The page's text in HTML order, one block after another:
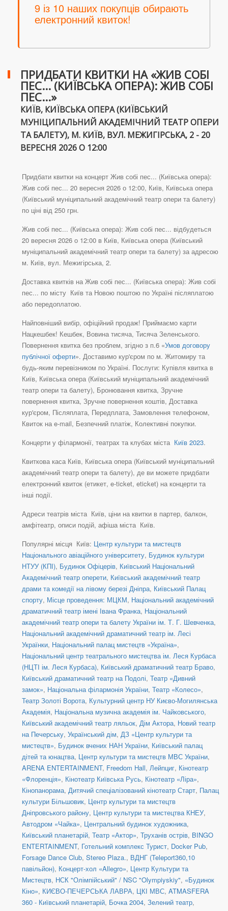
9 із 10 наших покупців обирають
електронний квиток!
ПРИДБАТИ КВИТКИ НА «ЖИВ СОБІ
ПЕС... (КИЇВСЬКА ОПЕРА): ЖИВ СОБІ
ПЕС...»
КИЇВ, КИЇВСЬКА ОПЕРА (КИЇВСЬКИЙ
МУНІЦИПАЛЬНИЙ АКАДЕМІЧНИЙ ТЕАТР ОПЕРИ
ТА БАЛЕТУ), М. КИЇВ, ВУЛ. МЕЖИГІРСЬКА, 2 - 20
ВЕРЕСНЯ 2026 О 12:00
Придбати квитки на концерт Жив собі пес... (Київська опера):
Жив собі пес... 20 вересня 2026 о 12:00, Київ, Київська опера
(Київський муніципальний академічний театр опери та балету)
по ціні від 250 грн.
Жив собі пес... (Київська опера): Жив собі пес... відбудеться
20 вересня 2026 о 12:00 в Київ, Київська опера (Київський
муніципальний академічний театр опери та балету) за адресою
м. Київ, вул. Межигірська, 2.
Доставка квитків на Жив собі пес... (Київська опера): Жив собі
пес... по місту Київ та Новою поштою по Україні післяплатою
або передоплатою.
Найповніший вибір, офіційний продаж! Приймаємо карти
Нацкешбек! Кешбек, Вовина тисяча, Тисяча Зеленського.
Повернення квитка без проблем, згідно з п.6 «Умов договору
публічної оферти». Доставимо кур'єром по м. Житомиру та
будь-яким перевізником по Україні. Послуги: Купівля квитка в
Київ, Київська опера (Київський муніципальний академічний
театр опери та балету), Бронювання квитка, Зручне
повернення квитка, Зручне повернення коштів, Доставка
кур'єром, Післяплата, Передплата, Замовлення телефоном,
Квиток на e-mail, Безпечний платіж, Колективні покупки.
Концерти у філармонії, театрах та клубах міста Київ 2023.
Квиткова каса Київ, Київська опера (Київський муніципальний
академічний театр опери та балету), де ви можете придбати
електронний квиток (етикет, e-ticket, eticket) на концерти та
інші події.
Адреси театрів міста Київ, ціни на квитки в партер, балкон,
амфітеатр, описи подій, афіша міста Київ.
Популярні місця Київ: Центр культури та мистецтв
Національного авіаційного університету, Будинок культури
НТУУ (КПІ), Будинок Офіцерів, Київський Національний
Академічний театр оперети, Київський академічний театр
драми та комедії на лівому березі Дніпра, Київський Палац
спорту, Місце проведення: МЦКМ, Національний академічний
драматичний театр імені Івана Франка, Національний
академічний театр опери та балету України ім. Т. Г. Шевченка,
Національний академічний драматичний театр ім. Лесі
Українки, Національний палац мистецтв «Україна»,
Національний центр театрального мистецтва ім. Леся Курбаса
(НЦТІ ім. Леся Курбаса), Київський драматичний театр Браво,
Київський драматичний театр на Подолі, Театр «Дивний
замок», Національна філармонія України, Театр «Колесо»,
Театр Золоті Ворота, Культурний центр НУ Києво-Могилянська
Академія, Національна музична академія ім. Чайковського,
Київський академічний театр ляльок, Дім Актора, Новий театр
на Печерську, Український дім, ДЗ «Центр культури та
мистецтв», Будинок вчених НАН України, Київський палац
дітей та юнацтва, Центр культури та мистецтв МВС України,
ARENA ENTERTAINMENT, Freedom Hall, Лейпциг, Кінотеатр
«Флоренція», Кінотеатр Київська Русь, Кінотеатр «Ліра»,
Кінопанорама, Дитячий спеціалізований кінотеатр Старт, Палац
культури Більшовик, Центр культури та мистецтв
Дніпровського району, Центр культури та мистецтва КНЕУ,
Автодром «Чайка», Центральний будинок художника,
Київський планетарій, Театр «Актор», Труханів острів, BINGO
ENTERTAINMENT, Готельний комплекс Турист, Docker Pub,
Forsage Dance Club, Stereo Plaza., ВДНГ (Teleport360,10
павільйон), Концерт-хол «Allegro», Центр Культури та
Мистецтв, НСК "Олімпійський" / NSC "Olympiyskiy", «Будинок
Кіно», КИЄВО-ПЕЧЕРСЬКА ЛАВРА, ЦКІ МВС, ATMASFERA
360 - Київський планетарій, Бочка 2004, Зелений театр,